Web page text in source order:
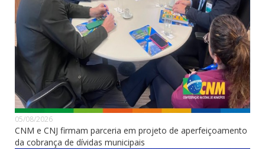
05/08/2026
CNM e CNJ firmam parceria em projeto de aperfeiçoamento
da cobrança de dívidas municipais